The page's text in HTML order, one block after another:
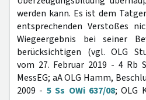
werden kann. Es ist dem
entsprechenden Verstoßes
Wiegeergebnis bei seiner
berücksichtigen (vgl. OLG
vom 27. Februar 2019 - 4 Rb
MessEG; aA OLG Hamm,
2009 - 5 Ss OWi 637/08; OLG